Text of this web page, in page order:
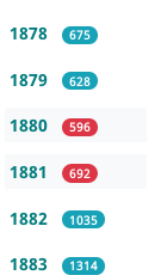
1878 675
1879 628
1880 596
1881 692
1882 1035
1883 1314